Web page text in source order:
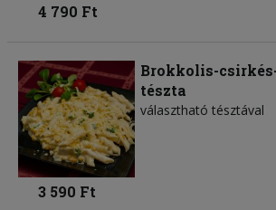
4 790 Ft
Brokkolis-
tészta
választható tésztával
3 590 Ft